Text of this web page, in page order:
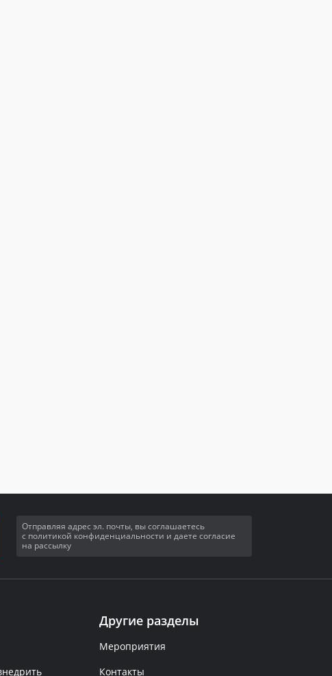
Отправляя адрес эл. почты, вы соглашаетесь
с политикой конфиденциальности и даете согласие
на рассылку
Другие разделы
Мероприятия
Контакты